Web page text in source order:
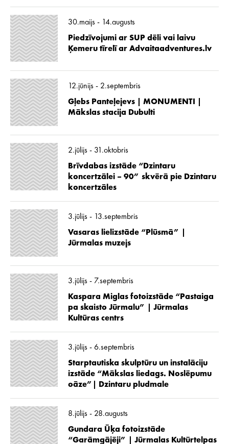
30.maijs - 14.augusts
Piedzīvojumi ar SUP dēli vai laivu
Ķemeru tīrelī ar Advaitaadventures.lv
12.jūnijs - 2.septembris
Gļebs Panteļejevs | MONUMENTI |
Mākslas stacija Dubulti
2.jūlijs - 31.oktobris
Brīvdabas izstāde “Dzintaru
koncertzālei – 90” skvērā pie Dzintaru
koncertzāles
3.jūlijs - 13.septembris
Vasaras lielizstāde “Plūsmā” |
Jūrmalas muzejs
3.jūlijs - 7.septembris
Kaspara Miglas fotoizstāde “Pastaiga
pa skaisto Jūrmalu” | Jūrmalas
Kultūras centrs
3.jūlijs - 6.septembris
Starptautiska skulptūru un instalāciju
izstāde “Mākslas liedags. Noslēpumu
oāze”| Dzintaru pludmale
8.jūlijs - 28.augusts
Gundara Ūķa fotoizstāde
“Garāmgājēji” | Jūrmalas Kultūrtelpas